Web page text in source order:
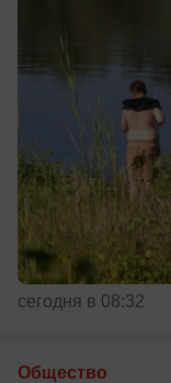
сегодня в 08:32
Общество